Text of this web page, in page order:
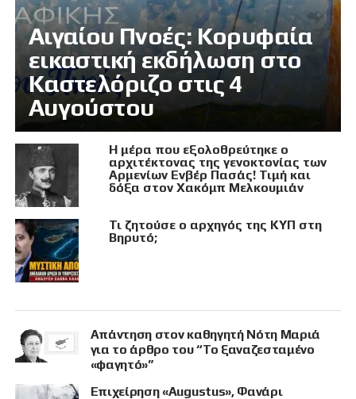
Αιγαίου Πνοές: Κορυφαία
εικαστική εκδήλωση στο
Καστελόριζο στις 4
Αυγούστου
Η μέρα που εξολοθρεύτηκε ο
αρχιτέκτονας της γενοκτονίας των
Αρμενίων Ενβέρ Πασάς! Τιμή και
δόξα στον Χακόμπ Μελκουμιάν
Τι ζητούσε ο αρχηγός της ΚΥΠ στη
Βηρυτό;
Απάντηση στον καθηγητή Νότη Μαριά
για το άρθρο του “Το ξαναζεσταμένο
«φαγητό»”
Επιχείρηση «Augustus», Φανάρι